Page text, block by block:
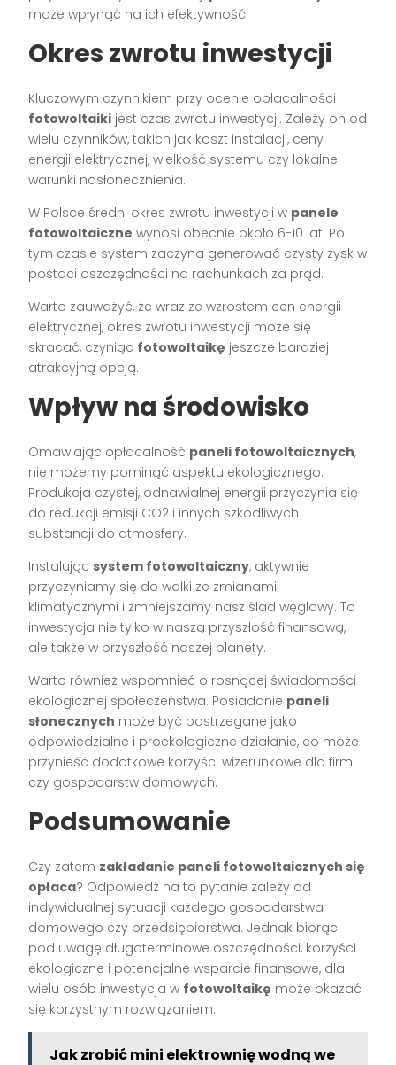
może wpłynąć na ich efektywność.
Okres zwrotu inwestycji
Kluczowym czynnikiem przy ocenie opłacalności
fotowoltaiki jest czas zwrotu inwestycji. Zależy on od
wielu czynników, takich jak koszt instalacji, ceny
energii elektrycznej, wielkość systemu czy lokalne
warunki nasłonecznienia.
W Polsce średni okres zwrotu inwestycji w panele
fotowoltaiczne wynosi obecnie około 6-10 lat. Po
tym czasie system zaczyna generować czysty zysk w
postaci oszczędności na rachunkach za prąd.
Warto zauważyć, że wraz ze wzrostem cen energii
elektrycznej, okres zwrotu inwestycji może się
skracać, czyniąc fotowoltaikę jeszcze bardziej
atrakcyjną opcją.
Wpływ na środowisko
Omawiając opłacalność paneli fotowoltaicznych,
nie możemy pominąć aspektu ekologicznego.
Produkcja czystej, odnawialnej energii przyczynia się
do redukcji emisji CO2 i innych szkodliwych
substancji do atmosfery.
Instalując system fotowoltaiczny, aktywnie
przyczyniamy się do walki ze zmianami
klimatycznymi i zmniejszamy nasz ślad węglowy. To
inwestycja nie tylko w naszą przyszłość finansową,
ale także w przyszłość naszej planety.
Warto również wspomnieć o rosnącej świadomości
ekologicznej społeczeństwa. Posiadanie paneli
słonecznych może być postrzegane jako
odpowiedzialne i proekologiczne działanie, co może
przynieść dodatkowe korzyści wizerunkowe dla firm
czy gospodarstw domowych.
Podsumowanie
Czy zatem zakładanie paneli fotowoltaicznych się
opłaca? Odpowiedź na to pytanie zależy od
indywidualnej sytuacji każdego gospodarstwa
domowego czy przedsiębiorstwa. Jednak biorąc
pod uwagę długoterminowe oszczędności, korzyści
ekologiczne i potencjalne wsparcie finansowe, dla
wielu osób inwestycja w fotowoltaikę może okazać
się korzystnym rozwiązaniem.
Jak zrobić mini elektrownię wodną we